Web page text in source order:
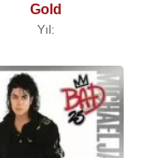
Gold
Yıl: